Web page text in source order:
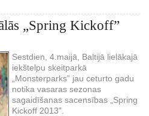
„Spring Kickoff”
Sestdien, 4.maijā, Baltijā lielākajā
iekštelpu skeitparkā
„Monsterparks” jau ceturto gadu
notika vasaras sezonas
sagaidīšanas sacensības „Spring
Kickoff 2013”.